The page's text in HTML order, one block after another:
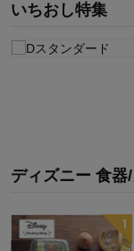
いちおし特集
ディズニー 食器